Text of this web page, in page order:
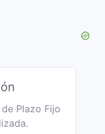
Plazo Fijo